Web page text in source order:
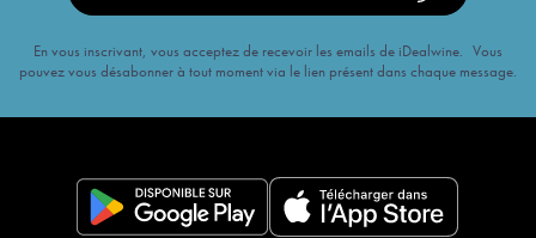
En vous inscrivant, vous acceptez de recevoir les emails de iDealwine. Vous
pouvez vous désabonner à tout moment via le lien présent dans chaque message.